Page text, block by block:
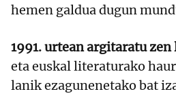
hemen galdua dugun
1991. urtean argitaratu
eta euskal literaturako
lanik ezagunenetako bat